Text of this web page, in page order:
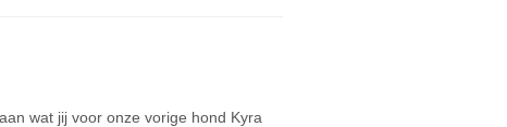
wat jij voor onze vorige hond Kyra